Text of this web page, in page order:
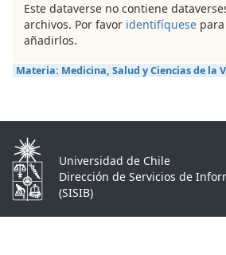
Este dataverse no contiene
archivos. Por favor identifíquese
añadirlos.
Materia: Medicina, Salud y Ciencias de la
Universidad de Chile
Dirección de Servicios de
(SISIB)